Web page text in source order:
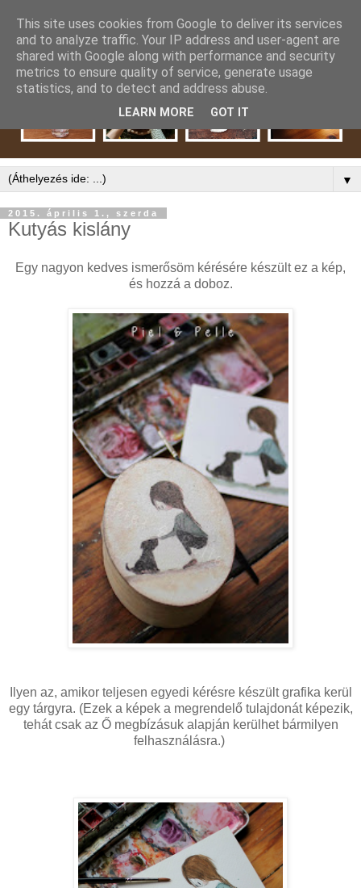
▼
2015. április 1., szerda
Kutyás kislány
Egy nagyon kedves ismerősöm kérésére készült ez a kép,
és hozzá a doboz.
Ilyen az, amikor teljesen egyedi kérésre készült grafika kerül
egy tárgyra. (Ezek a képek a megrendelő tulajdonát képezik,
tehát csak az Ő megbízásuk alapján kerülhet bármilyen
felhasználásra.)
This site uses cookies from Google to deliver its services
and to analyze traffic. Your IP address and user-agent are
shared with Google along with performance and security
metrics to ensure quality of service, generate usage
statistics, and to detect and address abuse.
LEARN MORE GOT IT